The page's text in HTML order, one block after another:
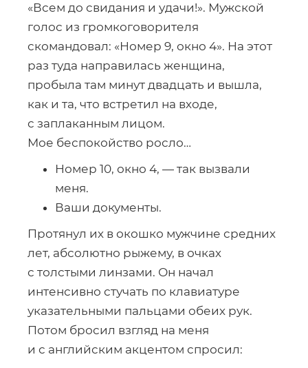
«Всем до свидания и удачи!». Мужской
голос из громкоговорителя
скомандовал: «Номер 9, окно 4». На этот
раз туда направилась женщина,
пробыла там минут двадцать и вышла,
как и та, что встретил на входе,
с заплаканным лицом.
Мое беспокойство росло…
Номер 10, окно 4, — так вызвали
меня.
Ваши документы.
Протянул их в окошко мужчине средних
лет, абсолютно рыжему, в очках
с толстыми линзами. Он начал
интенсивно стучать по клавиатуре
указательными пальцами обеих рук.
Потом бросил взгляд на меня
и с английским акцентом спросил: